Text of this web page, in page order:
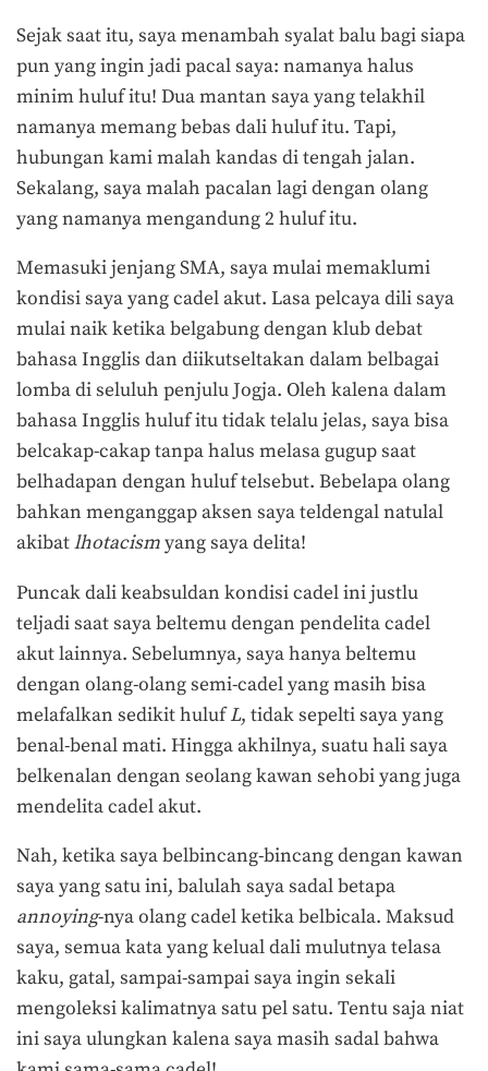
Sejak saat itu, saya menambah syalat balu bagi siapa
pun yang ingin jadi pacal saya: namanya halus
minim huluf itu! Dua mantan saya yang telakhil
namanya memang bebas dali huluf itu. Tapi,
hubungan kami malah kandas di tengah jalan.
Sekalang, saya malah pacalan lagi dengan olang
yang namanya mengandung 2 huluf itu.
Memasuki jenjang SMA, saya mulai memaklumi
kondisi saya yang cadel akut. Lasa pelcaya dili saya
mulai naik ketika belgabung dengan klub debat
bahasa Ingglis dan diikutseltakan dalam belbagai
lomba di seluluh penjulu Jogja. Oleh kalena dalam
bahasa Ingglis huluf itu tidak telalu jelas, saya bisa
belcakap-cakap tanpa halus melasa gugup saat
belhadapan dengan huluf telsebut. Bebelapa olang
bahkan menganggap aksen saya teldengal natulal
akibatlhotacismyang saya delita!
Puncak dali keabsuldan kondisi cadel ini justlu
teljadi saat saya beltemu dengan pendelita cadel
akut lainnya. Sebelumnya, saya hanya beltemu
dengan olang-olang semi-cadel yang masih bisa
melafalkan sedikit hulufL, tidak sepelti saya yang
benal-benal mati. Hingga akhilnya, suatu hali saya
belkenalan dengan seolang kawan sehobi yang juga
mendelita cadel akut.
Nah, ketika saya belbincang-bincang dengan kawan
saya yang satu ini, balulah saya sadal betapa
annoying-nya olang cadel ketika belbicala. Maksud
saya, semua kata yang kelual dali mulutnya telasa
kaku, gatal, sampai-sampai saya ingin sekali
mengoleksi kalimatnya satu pel satu. Tentu saja niat
ini saya ulungkan kalena saya masih sadal bahwa